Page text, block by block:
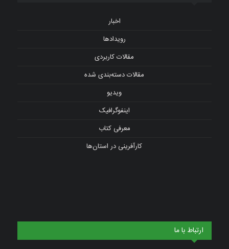
اخبار
رویدادها
مقالات کاربردی
مقالات دسته‌بندی شده
ویدیو
اینفوگرافیک
معرفی کتاب
کارآفرینی در استان‌ها
ارتباط با ما